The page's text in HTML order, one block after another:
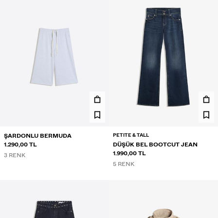
ŞARDONLU BERMUDA
1.290,00 TL
3 RENK
PETITE & TALL
DÜŞÜK BEL BOOTCUT JEAN
1.990,00 TL
5 RENK